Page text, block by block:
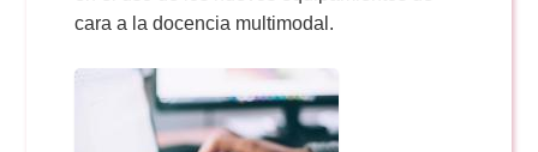
cara a la docencia multimodal.